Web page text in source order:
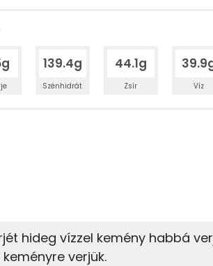
139.4g
Szénhidrát
44.1g
Zsír Víz
Fehérje
Szénhidrát
hideg vízzel kemény habbá
verjük.